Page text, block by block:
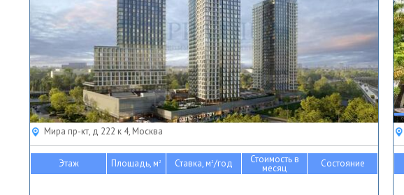
Мира пр-кт, д 222 к 4, Москва
Этаж Площадь, м2 Ставка, м2/год Стоимость в
месяц Состояние